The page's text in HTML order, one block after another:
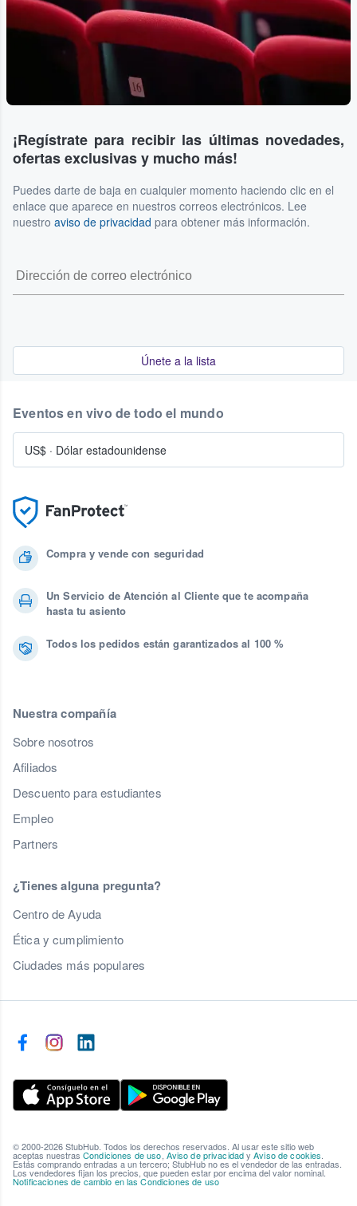
¡Regístrate para recibir las últimas novedades,
ofertas exclusivas y mucho más!
Puedes darte de baja en cualquier momento haciendo clic en el
enlace que aparece en nuestros correos electrónicos. Lee
nuestro aviso de privacidad para obtener más información.
Únete a la lista
Compra y vende con seguridad
Un Servicio de Atención al Cliente que te acompaña
hasta tu asiento
Todos los pedidos están garantizados al 100 %
Nuestra compañía
Sobre nosotros
Afiliados
Descuento para estudiantes
Empleo
Partners
¿Tienes alguna pregunta?
Centro de Ayuda
Ética y cumplimiento
Ciudades más populares
Eventos en vivo de todo el mundo
US$ · Dólar estadounidense
© 2000-2026 StubHub. Todos los derechos reservados. Al usar este sitio web
aceptas nuestras Condiciones de uso, Aviso de privacidadyAviso de cookies.
Estás comprando entradas a un tercero; StubHub no es el vendedor de las entradas.
Los vendedores fijan los precios, que pueden estar por encima del valor nominal.
Notificaciones de cambio en las Condiciones de uso